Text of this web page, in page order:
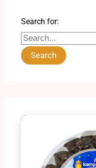
Search for: